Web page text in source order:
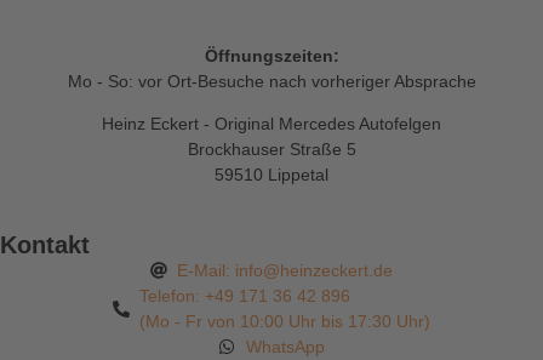
Öffnungszeiten:
Mo - So: vor Ort-Besuche nach vorheriger Absprache
Heinz Eckert - Original Mercedes Autofelgen
Brockhauser Straße 5
59510 Lippetal
Kontakt
E-Mail: info@heinzeckert.de
Telefon: +49 171 36 42 896
(Mo - Fr von 10:00 Uhr bis 17:30 Uhr)
WhatsApp